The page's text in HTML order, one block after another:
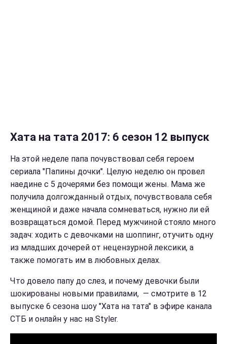
Хата на тата 2017: 6 сезон 12 выпуск
На этой неделе папа почувствовал себя героем
сериала "Папины дочки". Целую неделю он провел
наедине с 5 дочерями без помощи жены. Мама же
получила долгожданный отдых, почувствовала себя
женщиной и даже начала сомневаться, нужно ли ей
возвращаться домой. Перед мужчиной стояло много
задач: ходить с девочками на шоппинг, отучить одну
из младших дочерей от нецензурной лексики, а
также помогать им в любовных делах.
Что довело папу до слез, и почему девочки были
шокированы новыми правилами, — смотрите в 12
выпуске 6 сезона шоу "Хата на тата" в эфире канала
СТБ и онлайн у нас на Styler.